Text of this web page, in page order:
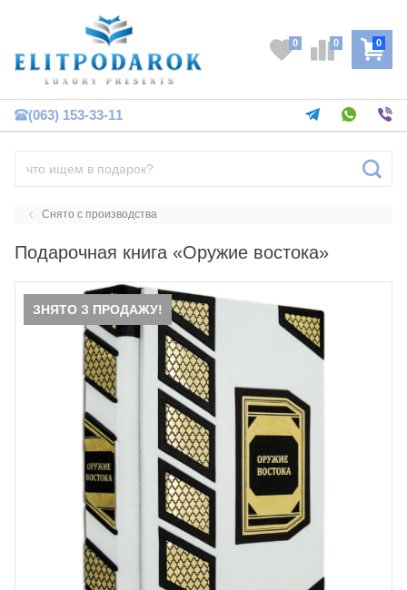
0
0 0
(063) 153-33-11
Снято с производства
Подарочная книга «Оружие востока»
ЗНЯТО З ПРОДАЖУ!